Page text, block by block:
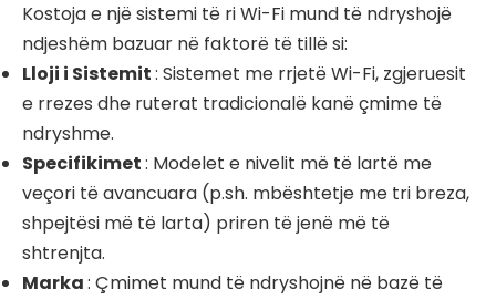
Kostoja e një sistemi të ri Wi-Fi mund të ndryshojë
ndjeshëm bazuar në faktorë të tillë si:
Lloji i Sistemit: Sistemet me rrjetë Wi-Fi, zgjeruesit
e rrezes dhe ruterat tradicionalë kanë çmime të
ndryshme.
Specifikimet: Modelet e nivelit më të lartë me
veçori të avancuara (p.sh. mbështetje me tri breza,
shpejtësi më të larta) priren të jenë më të
shtrenjta.
Marka: Çmimet mund të ndryshojnë në bazë të